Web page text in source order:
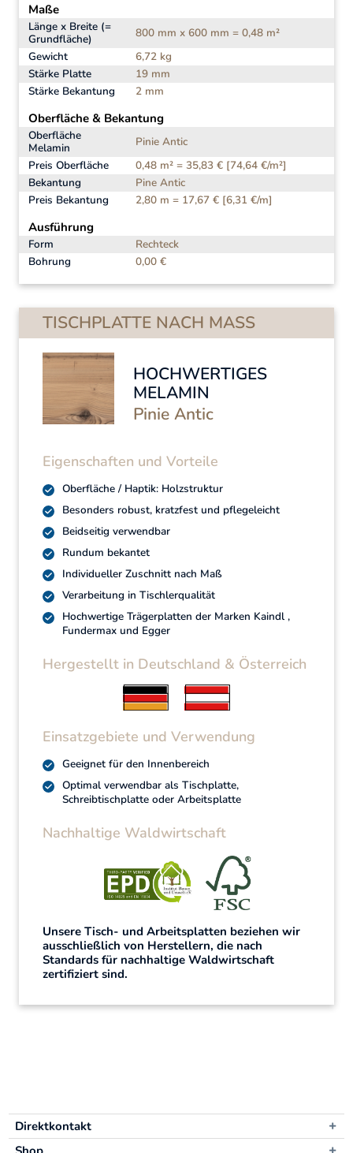
Maße
Länge x Breite (=
Grundfläche)
800 mm x 600 mm = 0,48 m²
Gewicht
6,72 kg
Stärke Platte
19 mm
Stärke Bekantung
2 mm
Oberfläche & Bekantung
Oberfläche
Melamin
Pinie Antic
Preis Oberfläche
0,48 m² = 35,83 € [74,64 €/m²]
Bekantung
Pine Antic
Preis Bekantung
2,80 m = 17,67 € [6,31 €/m]
Ausführung
Form
Rechteck
Bohrung
0,00 €
TISCHPLATTE NACH MASS
HOCHWERTIGES
MELAMIN
Pinie Antic
Eigenschaften und Vorteile
Oberfläche / Haptik: Holzstruktur
Besonders robust, kratzfest und pflegeleicht
Beidseitig verwendbar
Rundum bekantet
Individueller Zuschnitt nach Maß
Verarbeitung in Tischlerqualität
Hochwertige Trägerplatten der Marken Kaindl ,
Fundermax und Egger
Hergestellt in Deutschland & Österreich
Einsatzgebiete und Verwendung
Geeignet für den Innenbereich
Optimal verwendbar als Tischplatte,
Schreibtischplatte oder Arbeitsplatte
Nachhaltige Waldwirtschaft
Unsere Tisch- und Arbeitsplatten beziehen wir
ausschließlich von Herstellern, die nach
Standards für nachhaltige Waldwirtschaft
zertifiziert sind.
Direktkontakt